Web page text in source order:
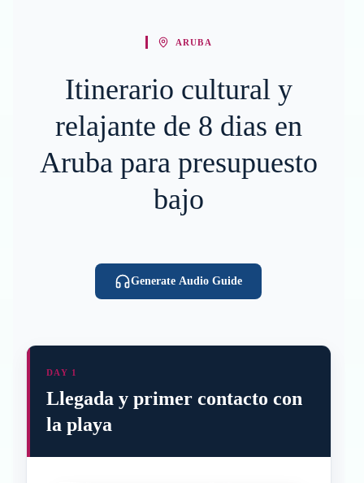
ARUBA
Itinerario cultural y
relajante de 8 dias en
Aruba para presupuesto
bajo
Generate Audio Guide
DAY 1
Llegada y primer contacto con
la playa